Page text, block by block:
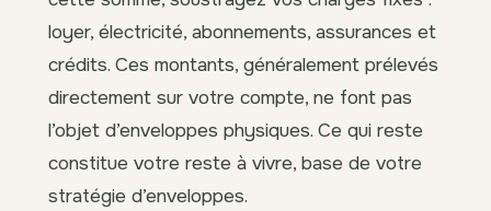
loyer, électricité, abonnements, assurances et
crédits. Ces montants, généralement prélevés
directement sur votre compte, ne font pas
l’objet d’enveloppes physiques. Ce qui reste
constitue votre reste à vivre, base de votre
stratégie d’enveloppes.